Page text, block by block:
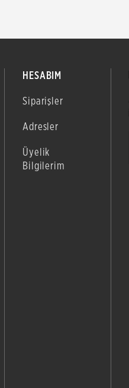
HESABIM
Siparişler
Adresler
Üyelik
Bilgilerim